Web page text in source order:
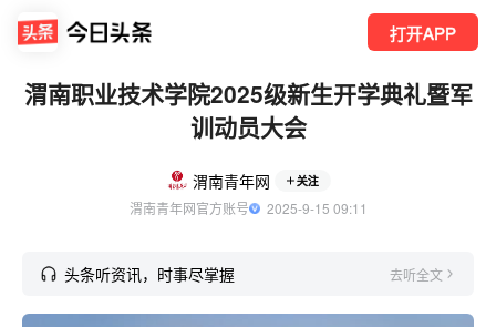
打开APP
渭南职业技术学院2025级新生开学典礼暨军
训动员大会
渭南青年网 关注
渭南青年网官方账号
  2025-9-15 09:11
头条听资讯，时事尽掌握 去听全文